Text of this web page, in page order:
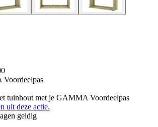
tuinhout met je GAMMA Voordeelpas
uit deze actie.
geldig